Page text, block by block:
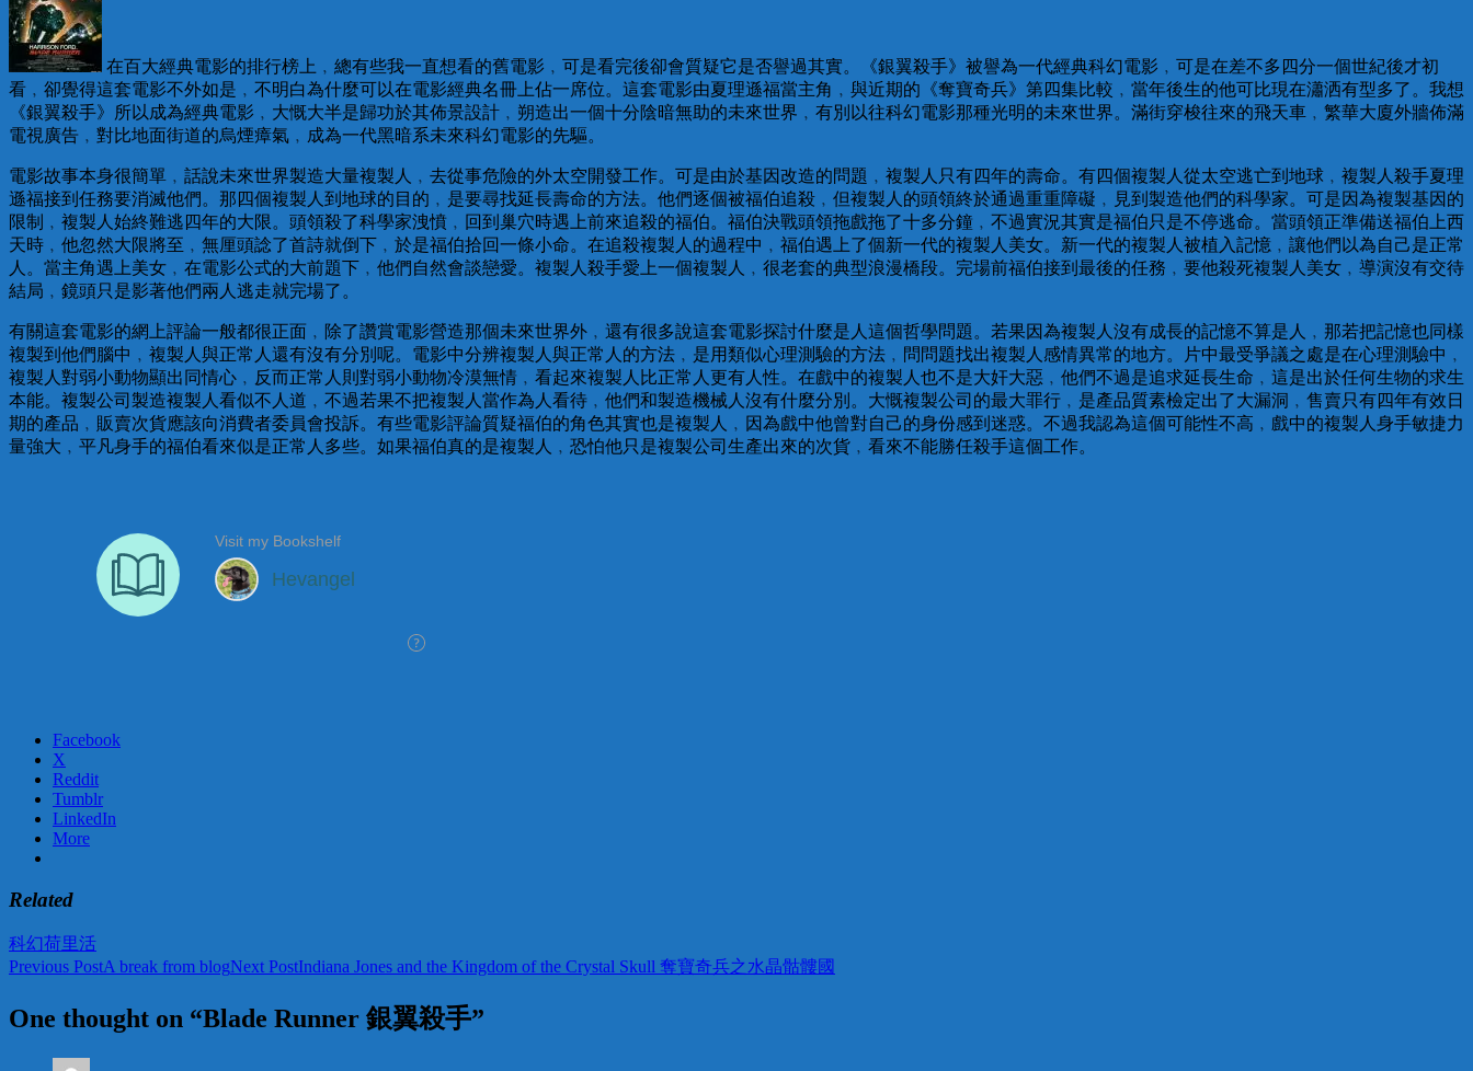
在百大經典電影的排行榜上﹐總有些我一直想看的舊電影﹐可是看完後卻會質疑它是否譽過其實。《銀翼殺手》被譽為一代經典科幻電影﹐可是在差不多四分一個世紀後才初
看﹐卻覺得這套電影不外如是﹐不明白為什麼可以在電影經典名冊上佔一席位。這套電影由夏理遜福當主角﹐與近期的《奪寶奇兵》第四集比較﹐當年後生的他可比現在瀟洒有型多了。我想
《銀翼殺手》所以成為經典電影﹐大慨大半是歸功於其佈景設計﹐朔造出一個十分陰暗無助的未來世界﹐有別以往科幻電影那種光明的未來世界。滿街穿梭往來的飛天車﹐繁華大廈外牆佈滿
電視廣告﹐對比地面街道的烏煙瘴氣﹐成為一代黑暗系未來科幻電影的先驅。
電影故事本身很簡單﹐話說未來世界製造大量複製人﹐去從事危險的外太空開發工作。可是由於基因改造的問題﹐複製人只有四年的壽命。有四個複製人從太空逃亡到地球﹐複製人殺手夏理
遜福接到任務要消滅他們。那四個複製人到地球的目的﹐是要尋找延長壽命的方法。他們逐個被福伯追殺﹐但複製人的頭領終於通過重重障礙﹐見到製造他們的科學家。可是因為複製基因的
限制﹐複製人始終難逃四年的大限。頭領殺了科學家洩憤﹐回到巢穴時遇上前來追殺的福伯。福伯決戰頭領拖戲拖了十多分鐘﹐不過實況其實是福伯只是不停逃命。當頭領正準備送福伯上西
天時﹐他忽然大限將至﹐無厘頭諗了首詩就倒下﹐於是福伯拾回一條小命。在追殺複製人的過程中﹐福伯遇上了個新一代的複製人美女。新一代的複製人被植入記憶﹐讓他們以為自己是正常
人。當主角遇上美女﹐在電影公式的大前題下﹐他們自然會談戀愛。複製人殺手愛上一個複製人﹐很老套的典型浪漫橋段。完場前福伯接到最後的任務﹐要他殺死複製人美女﹐導演沒有交待
結局﹐鏡頭只是影著他們兩人逃走就完場了。
有關這套電影的網上評論一般都很正面﹐除了讚賞電影營造那個未來世界外﹐還有很多說這套電影探討什麼是人這個哲學問題。若果因為複製人沒有成長的記憶不算是人﹐那若把記憶也同樣
複製到他們腦中﹐複製人與正常人還有沒有分別呢。電影中分辨複製人與正常人的方法﹐是用類似心理測驗的方法﹐問問題找出複製人感情異常的地方。片中最受爭議之處是在心理測驗中﹐
複製人對弱小動物顯出同情心﹐反而正常人則對弱小動物冷漠無情﹐看起來複製人比正常人更有人性。在戲中的複製人也不是大奸大惡﹐他們不過是追求延長生命﹐這是出於任何生物的求生
本能。複製公司製造複製人看似不人道﹐不過若果不把複製人當作為人看待﹐他們和製造機械人沒有什麼分別。大慨複製公司的最大罪行﹐是產品質素檢定出了大漏洞﹐售賣只有四年有效日
期的產品﹐販賣次貨應該向消費者委員會投訴。有些電影評論質疑福伯的角色其實也是複製人﹐因為戲中他曾對自己的身份感到迷惑。不過我認為這個可能性不高﹐戲中的複製人身手敏捷力
量強大﹐平凡身手的福伯看來似是正常人多些。如果福伯真的是複製人﹐恐怕他只是複製公司生產出來的次貨﹐看來不能勝任殺手這個工作。
Facebook
X
Reddit
Tumblr
LinkedIn
More
Related
科幻荷里活
Post
Previous PostA break from blogNext PostIndiana Jones and the Kingdom of the Crystal Skull 奪寶奇兵之水晶骷髏國
One thought on “Blade Runner 銀翼殺手”